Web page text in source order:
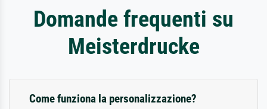
Domande frequenti su
Meisterdrucke
Come funziona la personalizzazione?